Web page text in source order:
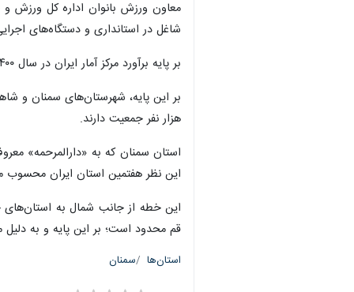
معاون ورزش بانوان اداره کل ورزش
شاغل در استانداری و دستگاه‌های
بیشتر بخوانید
برگزاری ۲۵ مجمع انتخاباتی هیات‌های ورزشی استان سمنان برنامه‌ریزی شد
مسابقات قهرمانی و اردوی
بنیاد شهید استان یاریگر هیات
۲۵ ورزشکار استان سمنان در عرصه بین‌المللی مدال‌آوری کردند
تاج: حق پخش تلویزیونی تا ۷۰ درصد هزینه‌های فوتبال را تامین می‌کند + فیلم
بر پایه برآورد مرکز آمار ایران در سال ۱۴۰۰، استان سمنان با هشت شهرستان در مجموع ۷۵۷ هزار و ۲۰۰ نفر جمعیت دارد که از این شمار، بیش از ۲۰۰ هزار نفر ساکن مرکز استان هستند.